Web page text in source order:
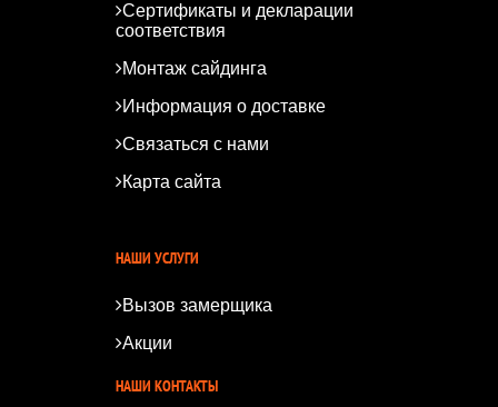
Сертификаты и декларации
соответствия
Монтаж сайдинга
Информация о доставке
Связаться с нами
Карта сайта
НАШИ УСЛУГИ
Вызов замерщика
Акции
НАШИ КОНТАКТЫ